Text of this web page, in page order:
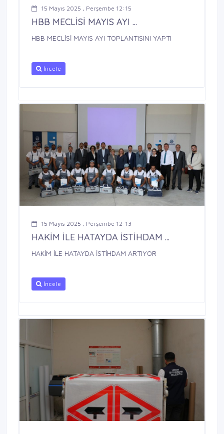
15 Mayıs 2025 , Perşembe 12:15
HBB MECLİSİ MAYIS AYI ...
HBB MECLİSİ MAYIS AYI TOPLANTISINI YAPTI
İncele
15 Mayıs 2025 , Perşembe 12:13
HAKİM İLE HATAYDA İSTİHDAM ...
HAKİM İLE HATAYDA İSTİHDAM ARTIYOR
İncele